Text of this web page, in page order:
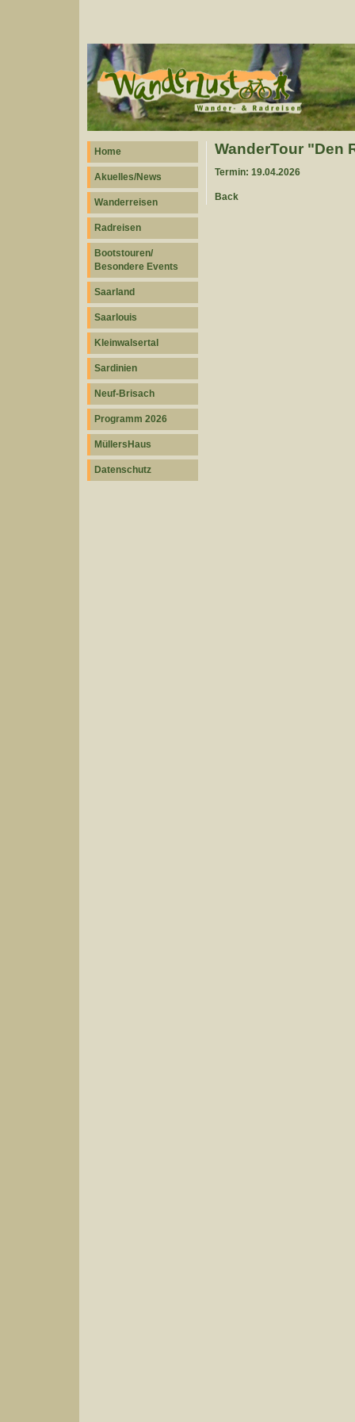
Home
Akuelles/News
Wanderreisen
Radreisen
Bootstouren/
Besondere Events
Saarland
Saarlouis
Kleinwalsertal
Sardinien
Neuf-Brisach
Programm 2026
MüllersHaus
Datenschutz
WanderTour "Den
Termin: 19.04.2026
Back